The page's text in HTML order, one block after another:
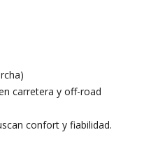
carretera y off-road
confort y fiabilidad.